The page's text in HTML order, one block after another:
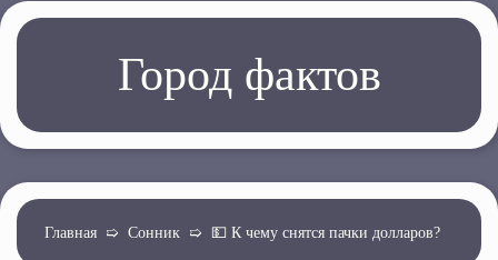
й
о
н
Город фактов
Главная ➯ Сонник ➯ 💵 К чему снятся пачки долларов?